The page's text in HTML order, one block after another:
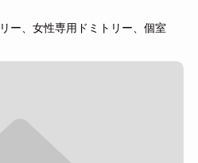
ー、女性専用ドミトリー、個室